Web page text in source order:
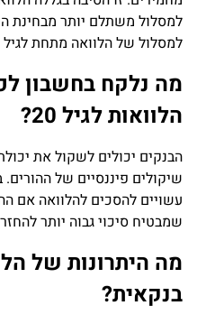
למסלול משתלם יותר מבחינת
למסלול של הלוואה מתחת לגיל 21.
מה נלקח בחשבון
הלוואות לגיל 20?
הבנקים יכולים לשקול את
שיקולים פיננסיים של
עשויים להסכים להלוואה אם
שמבטיח סיכוי גבוה יותר
מה היתרונות של
בנקאית?